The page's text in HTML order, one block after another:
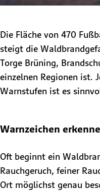
Die Fläche von 470
steigt die
Torge Brüning,
einzelnen Regionen ist.
Warnstufen ist es
Warnzeichen
Oft beginnt ein
Rauchgeruch, feiner
Ort möglichst genau